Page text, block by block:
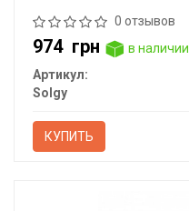
0 отзывов
974 грн
в наличии
Артикул:
Solgy
КУПИТЬ